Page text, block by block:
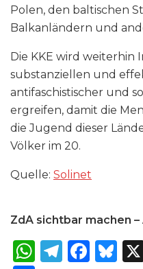
Polen, den baltischen
Balkanländern und
Die KKE wird weiterhin
substanziellen und
antifaschistischer und
ergreifen, damit die
die Jugend dieser
Völker im 20.
Quelle: Solinet
ZdA sichtbar machen
W T
F
B